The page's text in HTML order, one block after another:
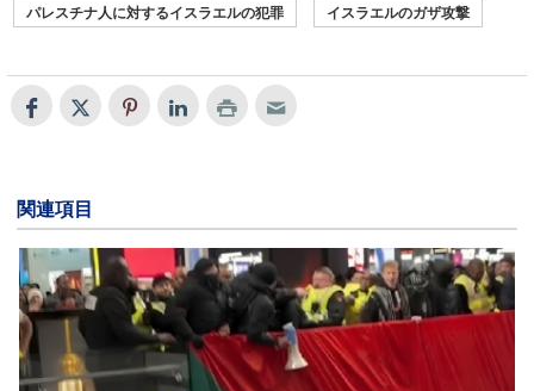
パレスチナ人に対するイスラエルの犯罪
イスラエルのガザ攻撃
関連項目